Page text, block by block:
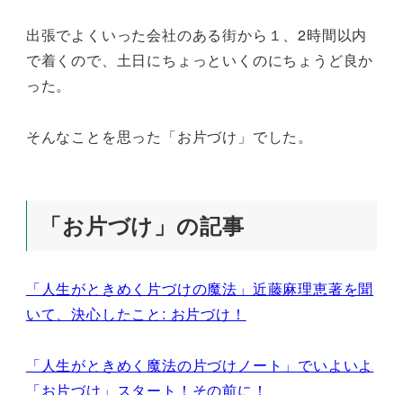
出張でよくいった会社のある街から１、2時間以内
で着くので、土日にちょっといくのにちょうど良か
った。
そんなことを思った「お片づけ」でした。
「お片づけ」の記事
「人生がときめく片づけの魔法」近藤麻理恵著を聞
いて、決心したこと: お片づけ！
「人生がときめく魔法の片づけノート」でいよいよ
「お片づけ」スタート！その前に！